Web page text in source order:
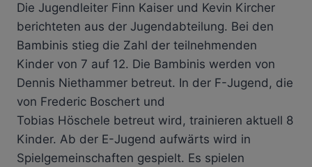
Die Jugendleiter Finn Kaiser und Kevin Kircher
berichteten aus der Jugendabteilung. Bei den
Bambinis stieg die Zahl der teilnehmenden
Kinder von 7 auf 12. Die Bambinis werden von
Dennis Niethammer betreut. In der F-Jugend, die
von Frederic Boschert und
Tobias Höschele betreut wird, trainieren aktuell 8
Kinder. Ab der E-Jugend aufwärts wird in
Spielgemeinschaften gespielt. Es spielen